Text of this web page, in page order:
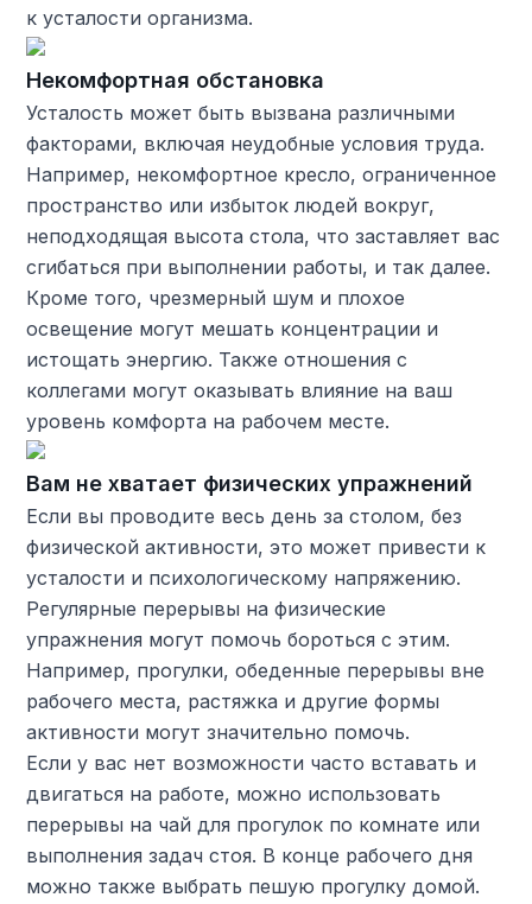
к усталости организма.
Некомфортная обстановка
Усталость может быть вызвана различными
факторами, включая неудобные условия труда.
Например, некомфортное кресло, ограниченное
пространство или избыток людей вокруг,
неподходящая высота стола, что заставляет вас
сгибаться при выполнении работы, и так далее.
Кроме того, чрезмерный шум и плохое
освещение могут мешать концентрации и
истощать энергию. Также отношения с
коллегами могут оказывать влияние на ваш
уровень комфорта на рабочем месте.
Вам не хватает физических упражнений
Если вы проводите весь день за столом, без
физической активности, это может привести к
усталости и психологическому напряжению.
Регулярные перерывы на физические
упражнения могут помочь бороться с этим.
Например, прогулки, обеденные перерывы вне
рабочего места, растяжка и другие формы
активности могут значительно помочь.
Если у вас нет возможности часто вставать и
двигаться на работе, можно использовать
перерывы на чай для прогулок по комнате или
выполнения задач стоя. В конце рабочего дня
можно также выбрать пешую прогулку домой.